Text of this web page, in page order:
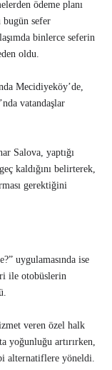
ödeme planı
bugün sefer
binlerce seferin
oldu.
Mecidiyeköy’de,
vatandaşlar
Salova, yaptığı
kaldığını belirterek,
gerektiğini
uygulamasında ise
ile otobüslerin
veren özel halk
yoğunluğu artırırken,
alternatiflere yöneldi.